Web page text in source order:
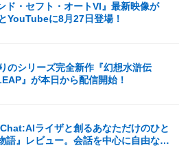
ド・セフト・オートVI』最新映像が
YouTubeに8月27日登場！
のシリーズ完全新作『幻想水滸伝
』が本日から配信開始！
ライザと創るあなただけのひと
語』レビュー。会話を中心に自由な冒